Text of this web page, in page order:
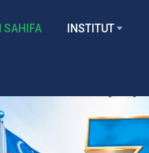
SAHIFA INSTITUT